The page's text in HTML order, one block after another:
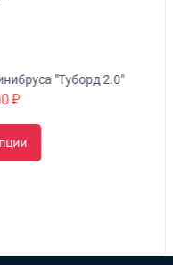
"Туборд 2.0"
₽